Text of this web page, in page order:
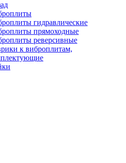
гидравлические
прямоходные
реверсивные
к виброплитам,